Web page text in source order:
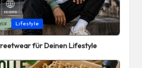
Lifestyle
für Deinen Lifestyle